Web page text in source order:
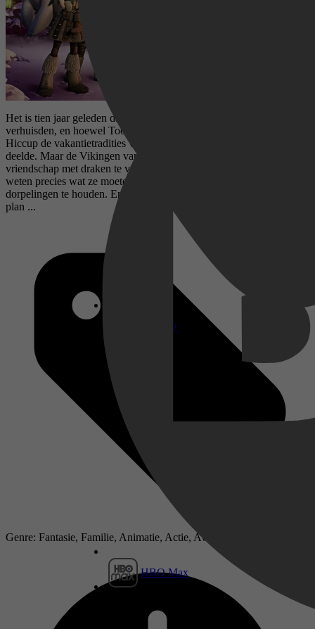
Disney+
HBO Max
Het is tien jaar geleden dat de draken naar de Verborgen Wereld
verhuisden, en hoewel Toothless niet meer in New Berk woont, zet
Hiccup de vakantietradities voort die hij ooit met zijn beste vriend
deelde. Maar de Vikingen van New Berk begonnen hun
vriendschap met draken te vergeten. Hiccup, Astrid en Gobber
weten precies wat ze moeten doen om de draken in het hart van de
dorpelingen te houden. En over de zee hebben de draken een eigen
plan ...
Genre: Fantasie, Familie, Animatie, Actie, Avontuur